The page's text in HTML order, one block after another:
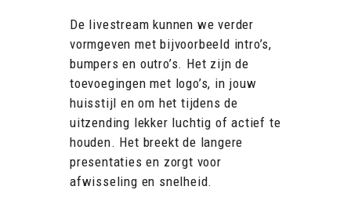
De livestream kunnen we verder
vormgeven met bijvoorbeeld intro’s,
bumpers en outro’s. Het zijn de
toevoegingen met logo’s, in jouw
huisstijl en om het tijdens de
uitzending lekker luchtig of actief te
houden. Het breekt de langere
presentaties en zorgt voor
afwisseling en snelheid.